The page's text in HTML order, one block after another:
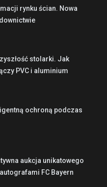
rynku ścian. Nowa
stolarki. Jak
PVC i aluminium
ochroną podczas
aukcja unikatowego
FC Bayern